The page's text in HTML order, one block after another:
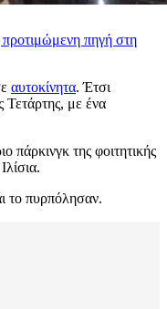
πηγή στη
αυτοκίνητα. Έτσι
Τετάρτης, με ένα
πάρκινγκ της φοιτητικής
το πυρπόλησαν.